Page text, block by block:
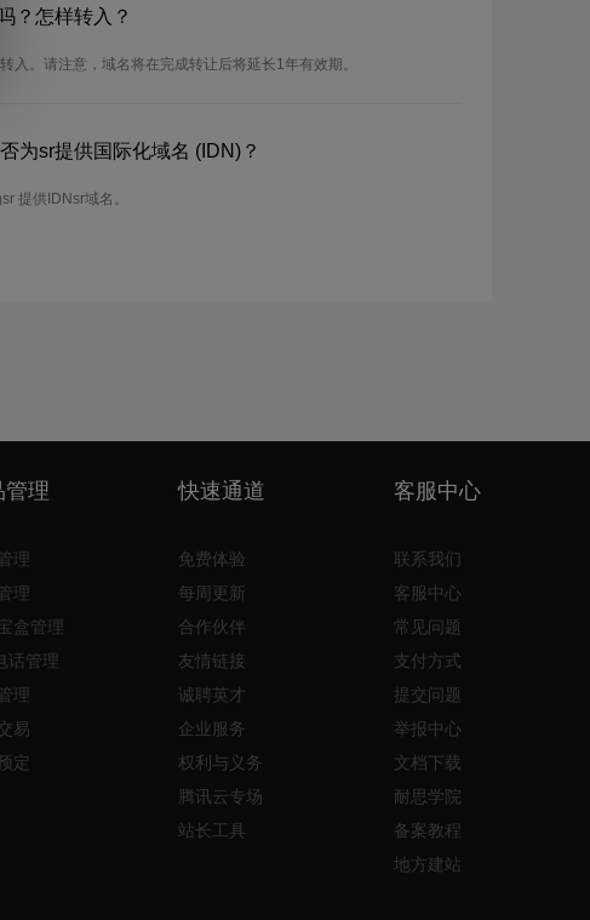
？怎样转入？
入。请注意，域名将在完成转让后将延长1年有效期。
为sr提供国际化域名 (IDN)？
提供IDNsr域名。
管理
理
理
盒管理
话管理
理
易
定
快速通道
免费体验
每周更新
合作伙伴
友情链接
诚聘英才
企业服务
权利与义务
腾讯云专场
站长工具
客服中心
联系我们
客服中心
常见问题
支付方式
提交问题
举报中心
文档下载
耐思学院
备案教程
地方建站